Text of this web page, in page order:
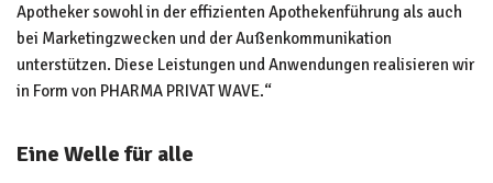
Apotheker sowohl in der effizienten Apothekenführung als auch
bei Marketingzwecken und der Außenkommunikation
unterstützen. Diese Leistungen und Anwendungen realisieren wir
in Form von PHARMA PRIVAT WAVE.“
Eine Welle für alle